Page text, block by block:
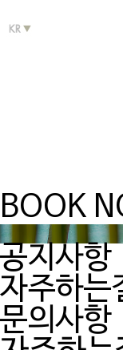
BOOK
공지사항
자주하는
문의사항